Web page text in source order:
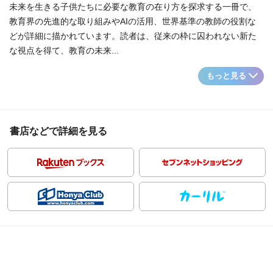
未来を生きる子供たちに必要な教育の在り方を探求する一冊で、
教育界の先進的な取り組みやAIの活用、世界基準の教師の役割な
どが詳細に描かれています。読者は、従来の枠に囚われない新た
な視点を得て、教育の未来...
もっと見る
書店などで詳細を見る